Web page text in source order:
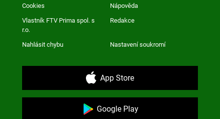
Cookies Nápověda
Vlastník FTV Prima spol. s
r.o.
Redakce
Nahlásit chybu Nastavení soukromí
App Store
Google Play